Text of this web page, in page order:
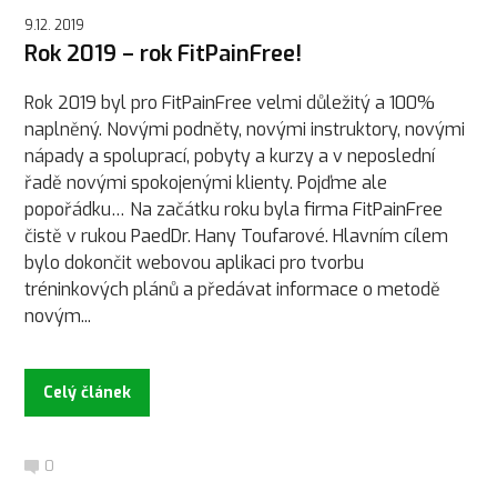
9.12. 2019
Rok 2019 – rok FitPainFree!
Rok 2019 byl pro FitPainFree velmi důležitý a 100%
naplněný. Novými podněty, novými instruktory, novými
nápady a spoluprací, pobyty a kurzy a v neposlední
řadě novými spokojenými klienty. Pojďme ale
popořádku… Na začátku roku byla firma FitPainFree
čistě v rukou PaedDr. Hany Toufarové. Hlavním cílem
bylo dokončit webovou aplikaci pro tvorbu
tréninkových plánů a předávat informace o metodě
novým...
Celý článek
0